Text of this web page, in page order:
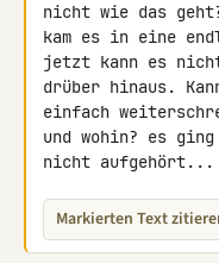
nicht wie das
kam es in eine
jetzt kann es
drüber hinaus.
einfach
und wohin? es
nicht aufgehört...
Markierten Text